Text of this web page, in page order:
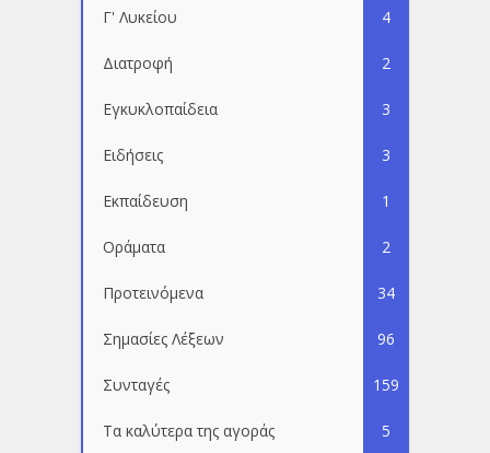
Γ' Λυκείου 4
Διατροφή 2
Εγκυκλοπαίδεια 3
Ειδήσεις 3
Εκπαίδευση 1
Οράματα 2
Προτεινόμενα 34
Σημασίες Λέξεων 96
Συνταγές 159
Τα καλύτερα της αγοράς 5